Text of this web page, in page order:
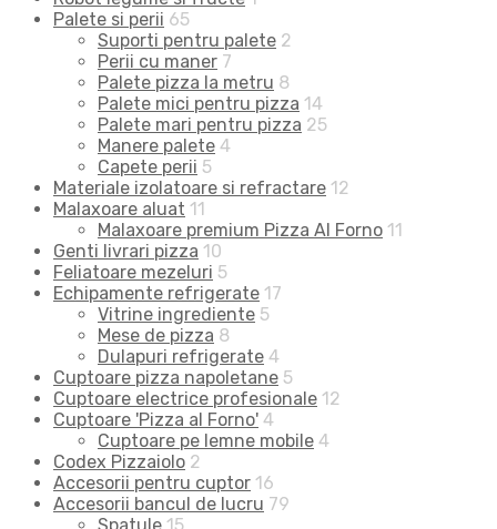
Palete si perii 65
Suporti pentru palete 2
Perii cu maner 7
Palete pizza la metru 8
Palete mici pentru pizza 14
Palete mari pentru pizza 25
Manere palete 4
Capete perii 5
Materiale izolatoare si refractare 12
Malaxoare aluat 11
Malaxoare premium Pizza Al Forno 11
Genti livrari pizza 10
Feliatoare mezeluri 5
Echipamente refrigerate 17
Vitrine ingrediente 5
Mese de pizza 8
Dulapuri refrigerate 4
Cuptoare pizza napoletane 5
Cuptoare electrice profesionale 12
Cuptoare 'Pizza al Forno' 4
Cuptoare pe lemne mobile 4
Codex Pizzaiolo 2
Accesorii pentru cuptor 16
Accesorii bancul de lucru 79
Spatule 15